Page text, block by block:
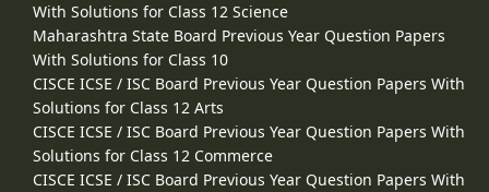
With Solutions for Class 12 Science
Maharashtra State Board Previous Year Question Papers
With Solutions for Class 10
CISCE ICSE / ISC Board Previous Year Question Papers With
Solutions for Class 12 Arts
CISCE ICSE / ISC Board Previous Year Question Papers With
Solutions for Class 12 Commerce
CISCE ICSE / ISC Board Previous Year Question Papers With